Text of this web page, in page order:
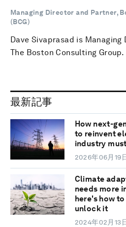
Managing Director and Partner,
(BCG)
Dave Sivaprasad is
The Boston Consulting Group.
最新記事
How next-
to reinvent
industry
2026年06月19
Climate
needs more
here's how
unlock it
2024年02月13